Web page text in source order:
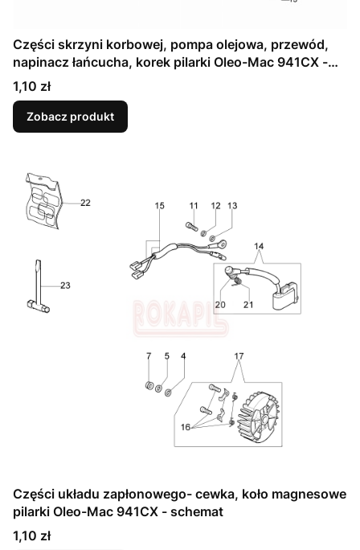
Części skrzyni korbowej, pompa olejowa, przewód,
napinacz łańcucha, korek pilarki Oleo-Mac 941CX -
Schemat
Cena
1,10 zł
Zobacz produkt
Części układu zapłonowego- cewka, koło magnesowe
pilarki Oleo-Mac 941CX - schemat
Cena
1,10 zł